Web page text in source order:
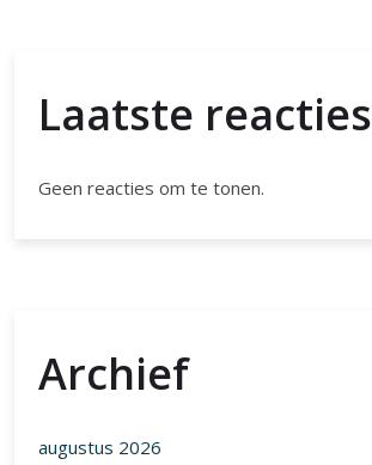
Laatste reacties
Geen reacties om te tonen.
Archief
augustus 2026